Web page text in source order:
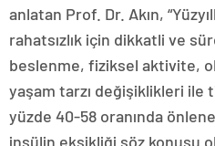
anlatan Prof. Dr. Akın,
rahatsızlık için dikkatli ve
beslenme, fiziksel aktivite,
yaşam tarzı değişiklikleri ile
yüzde 40-58 oranında
insülin eksikliği söz konusu